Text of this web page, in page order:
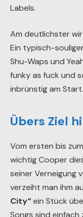
Labels.
Am deutlichster
Ein typisch-
Shu-Waps und
funky as fuck und
inbrünstig am Start.
Übers Ziel
Vom ersten bis
wichtig Cooper
seiner Verneigung
verzeiht man ihm
City“ein Stück